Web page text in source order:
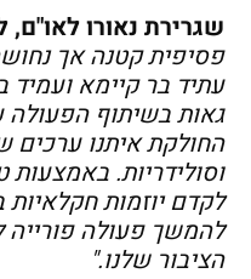
שגרירת נאורו לאו"ם,
פסיפית קטנה אך
עתיד בר קיימא
גאות בשיתוף
החולקת איתנו ערכים
וסולידריות. באמצעות
לקדם יוזמות חקלאיות
להמשך פעולה פורייה
הציבור שלנו."